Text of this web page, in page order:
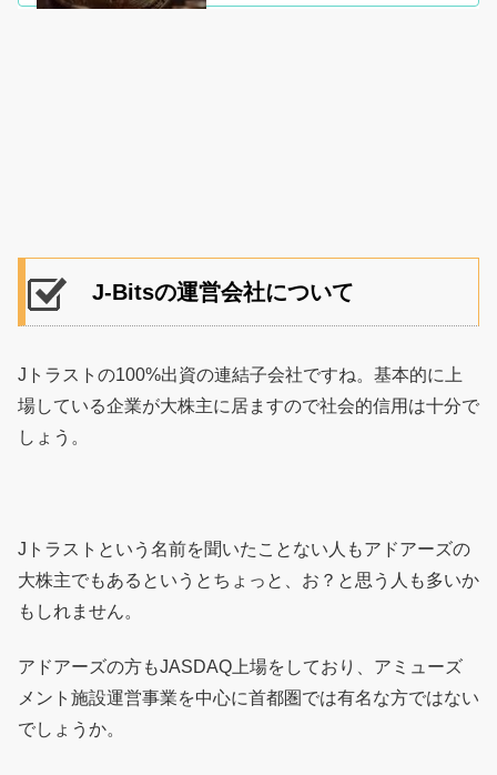
のはとても大事な事です。知識だけあっても経
J-Bitsの運営会社について
Jトラストの100%出資の連結子会社ですね。基本的に上
場している企業が大株主に居ますので社会的信用は十分で
しょう。
Jトラストという名前を聞いたことない人もアドアーズの
大株主でもあるというとちょっと、お？と思う人も多いか
もしれません。
アドアーズの方もJASDAQ上場をしており、アミューズ
メント施設運営事業を中心に首都圏では有名な方ではない
でしょうか。